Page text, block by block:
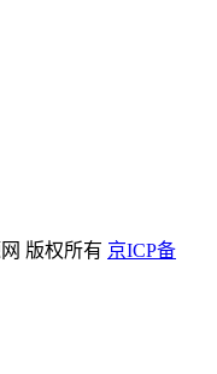
版权所有 京ICP备